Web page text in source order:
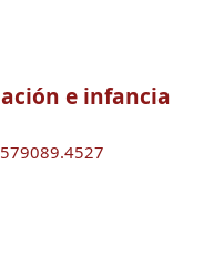
e infancia